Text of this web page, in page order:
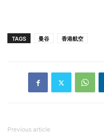
TAGS 曼谷 香港航空
Previous article